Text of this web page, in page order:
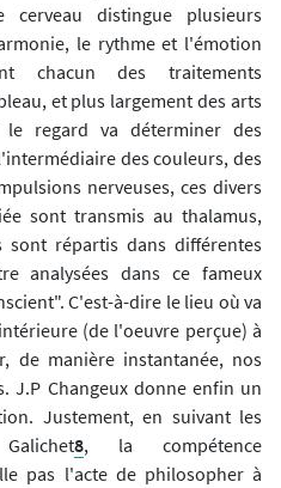
cerveau distingue plusieurs
le rythme et l'émotion
chacun des traitements
et plus largement des arts
regard va déterminer des
des couleurs, des
nerveuses, ces divers
sont transmis au thalamus,
répartis dans différentes
analysées dans ce fameux
C'est-à-dire le lieu où va
(de l'oeuvre perçue) à
de manière instantanée, nos
J.P Changeux donne enfin un
Justement, en suivant les
8, la compétence
pas l'acte de philosopher à